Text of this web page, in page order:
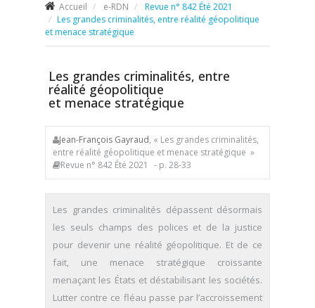
Accueil e-RDN
Revue n° 842 Été 2021
Les grandes criminalités, entre réalité géopolitique
et menace stratégique
Les grandes criminalités, entre
réalité géopolitique
et menace stratégique
Jean-François Gayraud, « Les grandes criminalités,
entre réalité géopolitique et menace stratégique »
Revue n° 842 Été 2021
- p. 28-33
Les grandes criminalités dépassent désormais
les seuls champs des polices et de la justice
pour devenir une réalité géopolitique. Et de ce
fait, une menace stratégique croissante
menaçant les États et déstabilisant les sociétés.
Lutter contre ce fléau passe par l’accroissement